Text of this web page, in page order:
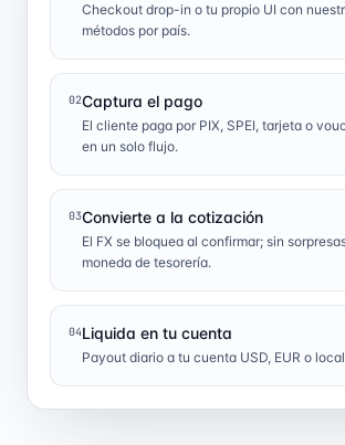
Checkout drop-in o tu propio UI con
métodos por país.
02Captura el pago
El cliente paga por PIX, SPEI, tarjeta o
en un solo flujo.
03Convierte a la cotización
El FX se bloquea al confirmar; sin
moneda de tesorería.
04Liquida en tu cuenta
Payout diario a tu cuenta USD, EUR o